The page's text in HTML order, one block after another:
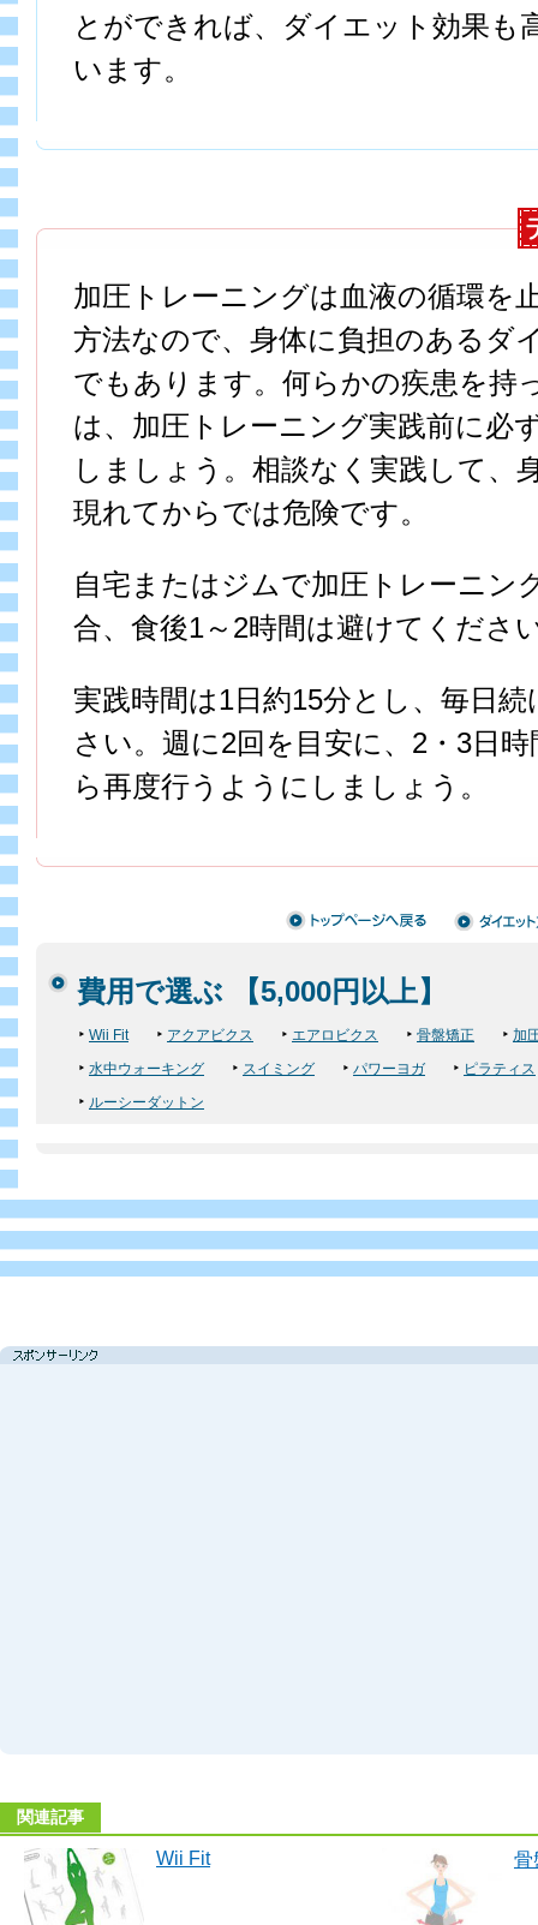
とができれば、ダイエット効果も
います。
加圧トレーニングは血液の循環を
方法なので、身体に負担のあるダ
でもあります。何らかの疾患を持
は、加圧トレーニング実践前に必
しましょう。相談なく実践して、
現れてからでは危険です。
自宅またはジムで加圧トレーニン
合、食後1～2時間は避けてくださ
実践時間は1日約15分とし、毎日
さい。週に2回を目安に、2・3日
ら再度行うようにしましょう。
費用で選ぶ 【5,000円以上】
Wii Fit アクアビクス エアロビクス 骨盤矯正
加
水中ウォーキング
スイミング パワーヨガ
ピラティス
ルーシーダットン
関連記事
Wii Fit 骨